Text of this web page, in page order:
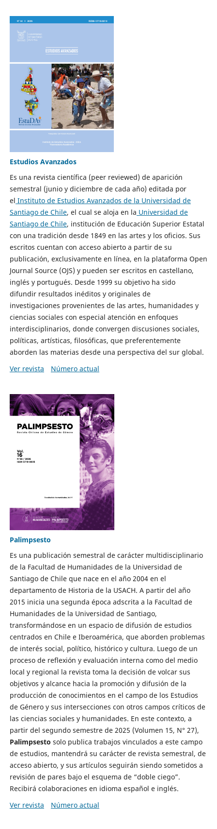
Estudios Avanzados
Es una revista científica (peer reviewed) de aparición
semestral (junio y diciembre de cada año) editada por
el Instituto de Estudios Avanzados de la Universidad de
Santiago de Chile, el cual se aloja en la Universidad de
Santiago de Chile, institución de Educación Superior Estatal
con una tradición desde 1849 en las artes y los oficios. Sus
escritos cuentan con acceso abierto a partir de su
publicación, exclusivamente en línea, en la plataforma Open
Journal Source (OJS) y pueden ser escritos en castellano,
inglés y portugués. Desde 1999 su objetivo ha sido
difundir resultados inéditos y originales de
investigaciones provenientes de las artes, humanidades y
ciencias sociales con especial atención en enfoques
interdisciplinarios, donde convergen discusiones sociales,
políticas, artísticas, filosóficas, que preferentemente
aborden las materias desde una perspectiva del sur global.
Ver revista
Número actual
Palimpsesto
Es una publicación semestral de carácter multidisciplinario
de la Facultad de Humanidades de la Universidad de
Santiago de Chile que nace en el año 2004 en el
departamento de Historia de la USACH. A partir del año
2015 inicia una segunda época adscrita a la Facultad de
Humanidades de la Universidad de Santiago,
transformándose en un espacio de difusión de estudios
centrados en Chile e Iberoamérica, que aborden problemas
de interés social, político, histórico y cultura. Luego de un
proceso de reflexión y evaluación interna como del medio
local y regional la revista toma la decisión de volcar sus
objetivos y alcance hacia la promoción y difusión de la
producción de conocimientos en el campo de los Estudios
de Género y sus intersecciones con otros campos críticos de
las ciencias sociales y humanidades. En este contexto, a
partir del segundo semestre de 2025 (Volumen 15, N° 27),
Palimpsesto solo publica trabajos vinculados a este campo
de estudios, mantendrá su carácter de revista semestral, de
acceso abierto, y sus artículos seguirán siendo sometidos a
revisión de pares bajo el esquema de “doble ciego”.
Recibirá colaboraciones en idioma español e inglés.
Ver revista
Número actual